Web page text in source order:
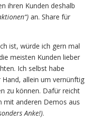
ihren Kunden deshalb
an. Share für
ist, würde ich gern mal
meisten Kunden lieber
Ich selbst habe
allein um vernünftig
zu können. Dafür reicht
mit anderen Demos aus
Anke!).